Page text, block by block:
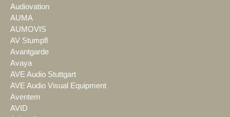
Audiovation
AUMA
AUMOVIS
AV Stumpfl
Avantgarde
Avaya
AVE Audio Stuttgart
AVE Audio Visual Equipment
Aventem
AVID